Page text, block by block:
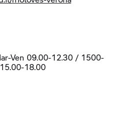
Ven 09.00-12.30 / 1500-
18.00